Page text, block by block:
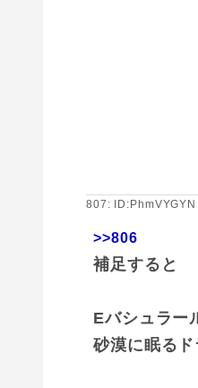
807: ID:PhmVYGYN
>>806
補足すると
Eバシュラ
砂漠に眠る